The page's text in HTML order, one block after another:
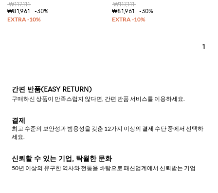
₩117,111
₩81,961
-30%
₩117,111
₩81,961
-30%
1
간편 반품(EASY RETURN)
구매하신 상품이 만족스럽지 않다면, 간편 반품 서비스를 이용하세요.
결제
최고 수준의 보안성과 범용성을 갖춘 12가지 이상의 결제 수단 중에서 선택하
세요.
신뢰할 수 있는 기업, 탁월한 문화
50년 이상의 유구한 역사와 전통을 바탕으로 패션업계에서 신뢰받는 기업